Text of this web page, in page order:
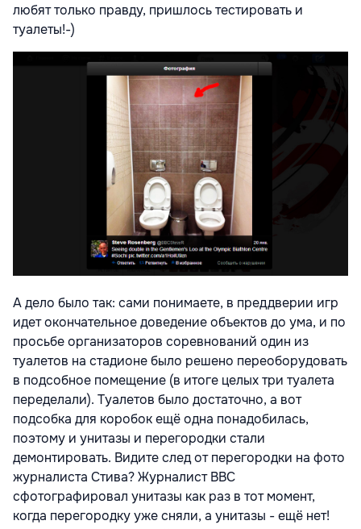
любят только правду, пришлось тестировать и
туалеты!-)
А дело было так: сами понимаете, в преддверии игр
идет окончательное доведение объектов до ума, и по
просьбе организаторов соревнований один из
туалетов на стадионе было решено переоборудовать
в подсобное помещение (в итоге целых три туалета
переделали). Туалетов было достаточно, а вот
подсобка для коробок ещё одна понадобилась,
поэтому и унитазы и перегородки стали
демонтировать. Видите след от перегородки на фото
журналиста Стива? Журналист BBC
сфотографировал унитазы как раз в тот момент,
когда перегородку уже сняли, а унитазы - ещё нет!